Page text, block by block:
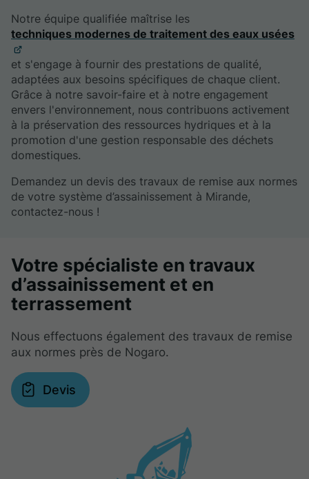
Notre équipe qualifiée maîtrise les
techniques modernes de traitement des eaux usées
et s'engage à fournir des prestations de qualité,
adaptées aux besoins spécifiques de chaque client.
Grâce à notre savoir-faire et à notre engagement
envers l'environnement, nous contribuons activement
à la préservation des ressources hydriques et à la
promotion d'une gestion responsable des déchets
domestiques.
Demandez un devis des travaux de remise aux normes
de votre système d’assainissement à Mirande,
contactez-nous !
Votre spécialiste en travaux
d’assainissement et en
terrassement
Nous effectuons également des travaux de remise
aux normes près de Nogaro.
Devis